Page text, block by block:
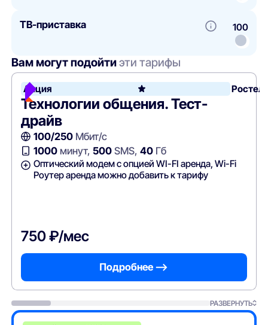
ТВ-приставка 100
Вам могут подойтиэти тарифы
Акция
Технологии общения. Тест-
драйв
100/250Мбит/с
1000минут, 500SMS, 40Гб
Оптический модем с опцией WI-FI аренда, Wi-Fi
Роутер аренда можно добавить к тарифу
750 ₽/мес
Подробнее —>
РАЗВЕРНУТЬ